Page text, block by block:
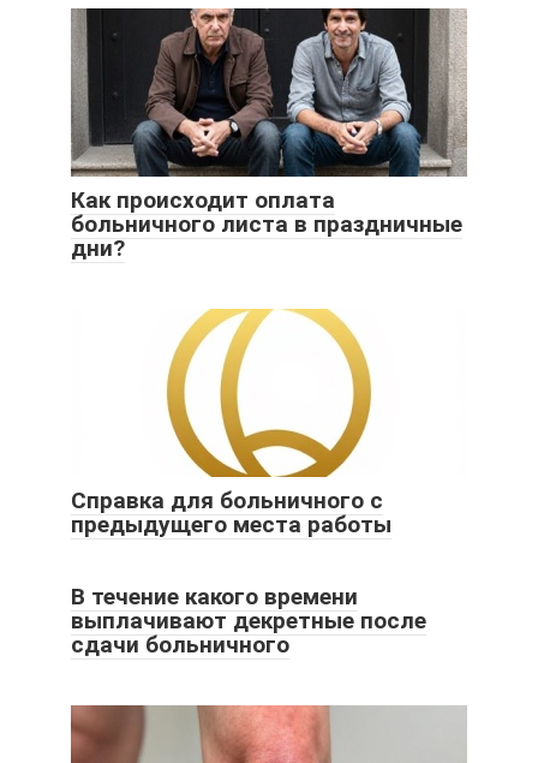
Как происходит оплата
больничного листа в праздничные
дни?
Справка для больничного с
предыдущего места работы
В течение какого времени
выплачивают декретные после
сдачи больничного